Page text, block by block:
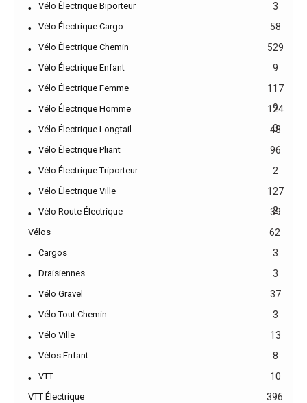
Vélo Électrique Biporteur 3
Vélo Électrique Cargo 58
Vélo Électrique Chemin 529
Vélo Électrique Enfant 9
Vélo Électrique Femme
117
9
Vélo Électrique Homme
124
0
Vélo Électrique Longtail 48
Vélo Électrique Pliant 96
Vélo Électrique Triporteur 2
Vélo Électrique Ville
127
2
Vélo Route Électrique 39
Vélos 62
Cargos 3
Draisiennes 3
Vélo Gravel 37
Vélo Tout Chemin 3
Vélo Ville 13
Vélos Enfant 8
VTT 10
VTT Électrique 396